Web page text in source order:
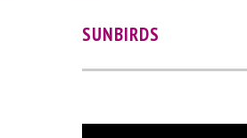
SUNBIRDS